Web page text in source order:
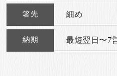
箸先 細め
納期 最短翌日〜7